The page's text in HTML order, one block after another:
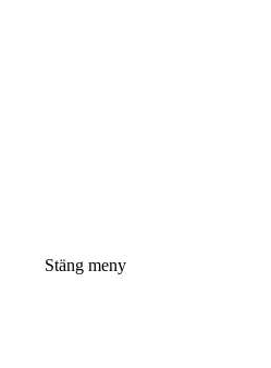
Stäng meny